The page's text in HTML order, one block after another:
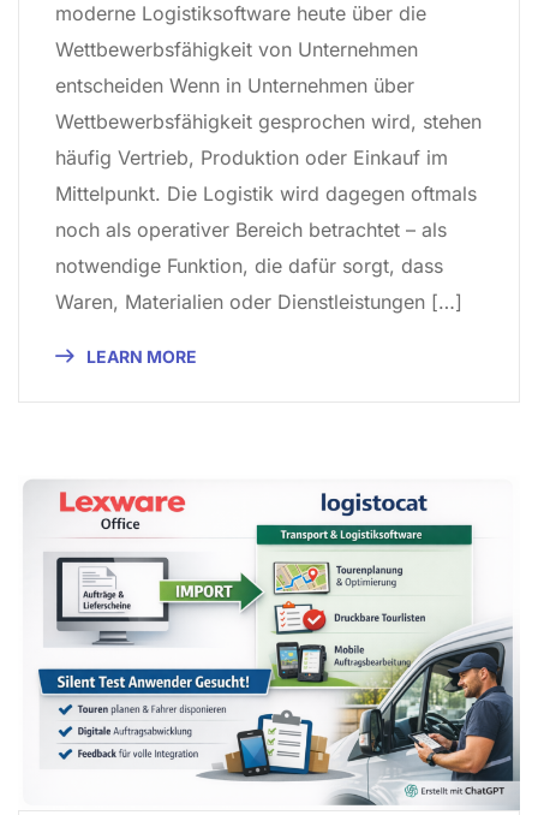
moderne Logistiksoftware heute über die
Wettbewerbsfähigkeit von Unternehmen
entscheiden Wenn in Unternehmen über
Wettbewerbsfähigkeit gesprochen wird, stehen
häufig Vertrieb, Produktion oder Einkauf im
Mittelpunkt. Die Logistik wird dagegen oftmals
noch als operativer Bereich betrachtet – als
notwendige Funktion, die dafür sorgt, dass
Waren, Materialien oder Dienstleistungen […]
LEARN MORE